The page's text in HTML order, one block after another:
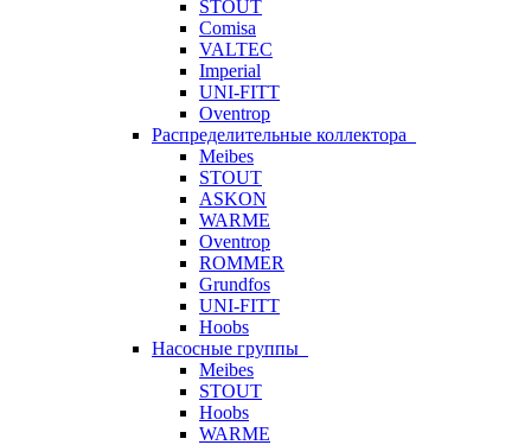
STOUT
Comisa
VALTEC
Imperial
UNI-FITT
Oventrop
Распределительные коллектора
Meibes
STOUT
ASKON
WARME
Oventrop
ROMMER
Grundfos
UNI-FITT
Hoobs
Насосные группы
Meibes
STOUT
Hoobs
WARME